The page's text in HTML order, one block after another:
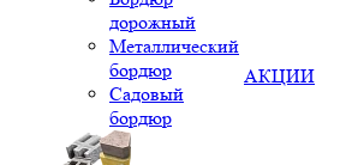
дорожный
Металлический
бордюр
Садовый
бордюр
АКЦИИ